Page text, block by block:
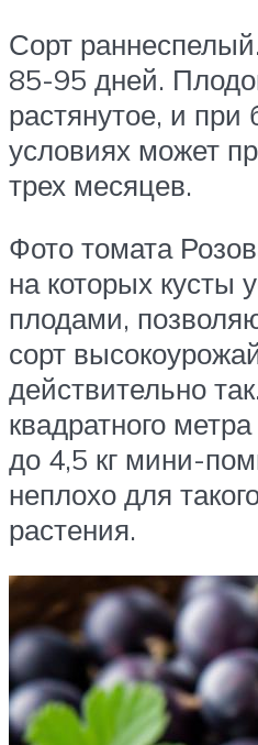
Сорт
85-95 дней.
растянутое, и при
условиях может
трех месяцев.
Фото томата
на которых кусты
плодами,
сорт
действительно
квадратного
до 4,5 кг мини-
неплохо для
растения.